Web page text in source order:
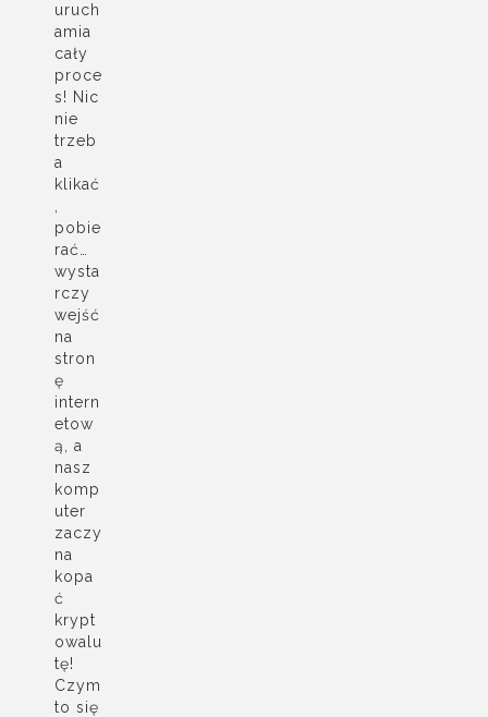
uruch
amia
cały
proce
s! Nic
nie
trzeb
a
klikać
pobie
rać…
wysta
rczy
wejść
na
stron
ę
intern
etow
ą, a
nasz
komp
uter
zaczy
na
kopa
ć
krypt
owalu
tę!
Czym
to się